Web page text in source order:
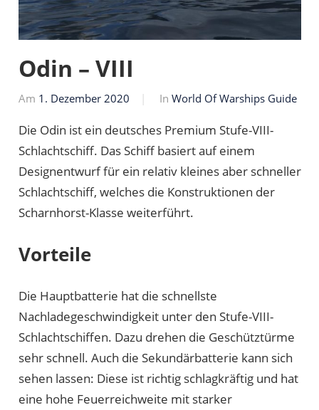
Odin – VIII
Am 1. Dezember 2020
Von
In World Of Warships Guide
Die Odin ist ein deutsches Premium Stufe-VIII-
Schlachtschiff. Das Schiff basiert auf einem
Designentwurf für ein relativ kleines aber schneller
Schlachtschiff, welches die Konstruktionen der
Scharnhorst-Klasse weiterführt.
Vorteile
Die Hauptbatterie hat die schnellste
Nachladegeschwindigkeit unter den Stufe-VIII-
Schlachtschiffen. Dazu drehen die Geschütztürme
sehr schnell. Auch die Sekundärbatterie kann sich
sehen lassen: Diese ist richtig schlagkräftig und hat
eine hohe Feuerreichweite mit starker